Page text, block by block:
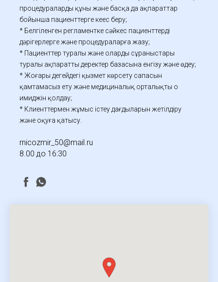
процедуралардың құны және басқа да ақпараттар
бойынша пациенттерге кеңес беру;
* Белгіленген регламентке сәйкес пациенттерді
дәрігерлерге және процедураларға жазу;
* Пациенттер туралы және олардың сұраныстары
туралы ақпаратты деректер базасына енгізу және өңдеу;
* Жоғары деңгейдегі қызмет көрсету сапасын
қамтамасыз ету және медициналық орталықтың оң
имиджін қолдау;
* Клиенттермен жұмыс істеу дағдыларын жетілдіру
және оқуға қатысу.
rnicozmir_50@mail.ru
8.00 до 16:30